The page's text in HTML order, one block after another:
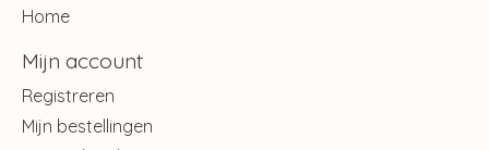
Home
Mijn account
Registreren
Mijn bestellingen